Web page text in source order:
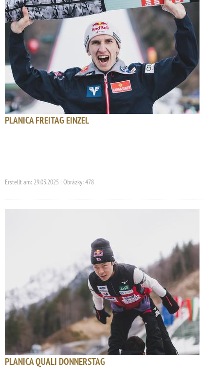
PLANICA FREITAG EINZEL
Erstellt am: 29.03.2025 | Obrázky: 478
PLANICA QUALI DONNERSTAG